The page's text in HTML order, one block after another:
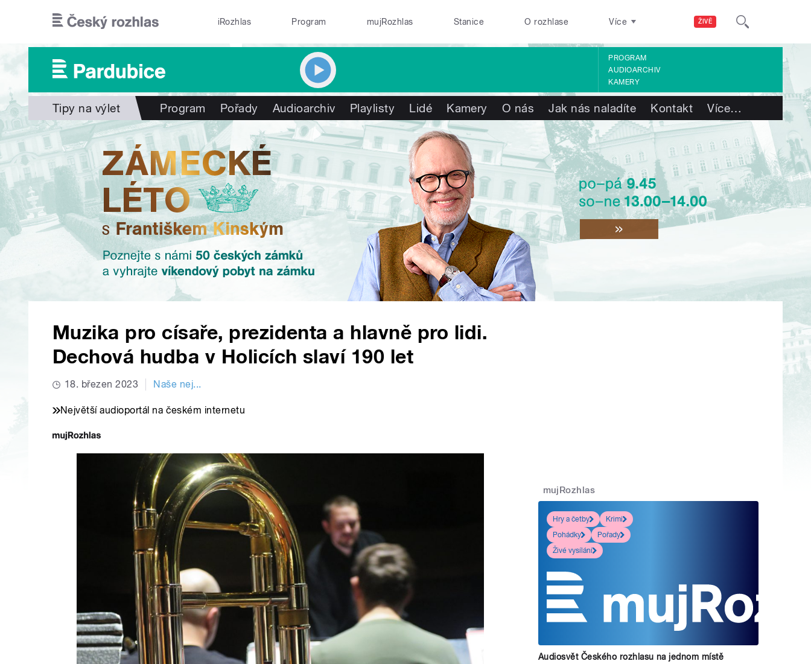
ŽIVĚ
iRozhlas Program mujRozhlas Stanice O rozhlase Více
PROGRAM
AUDIOARCHIV
KAMERY
Tipy na výlet Program Pořady Audioarchiv Playlisty Lidé Kamery O nás Jak nás naladíte Kontakt Více…
Muzika pro císaře, prezidenta a hlavně pro lidi.
Dechová hudba v Holicích slaví 190 let
18. březen 2023 Naše nej...
Největší audioportál na českém internetu
mujRozhlas
Hry a četby
Krimi
Pohádky
Pořady
Živé vysílání
Audiosvět Českého rozhlasu na jednom místě